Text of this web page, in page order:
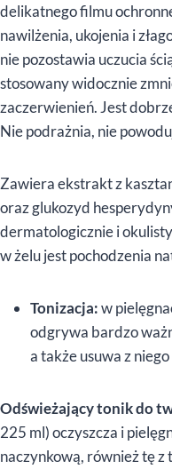
delikatnego filmu
nawilżenia, ukojenia i
nie pozostawia uczucia
stosowany widocznie
zaczerwienień. Jest
Nie podrażnia, nie
Zawiera ekstrakt z
oraz glukozyd
dermatologicznie i
w żelu jest pochodzenia
Tonizacja:w
odgrywa bardzo
a także usuwa z
Odświeżający tonik do
225 ml) oczyszcza i
naczynkową, również tę